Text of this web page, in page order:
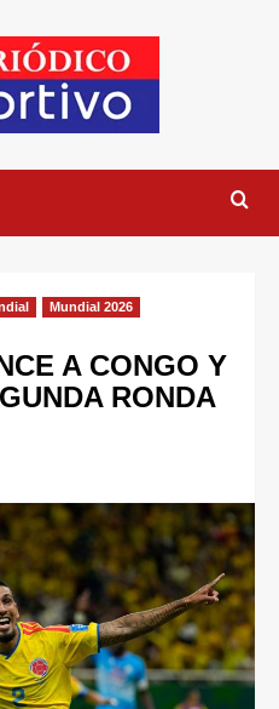
Mundial 2026
A CONGO Y
RONDA